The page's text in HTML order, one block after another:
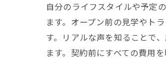
自分のライフスタイルや予定
ます。オープン前の見学やト
す。リアルな声を知ることで
ます。契約前にすべての費用